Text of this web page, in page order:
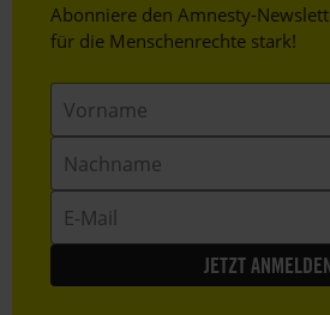
Header
Text
Abonniere den Amnesty-
für die Menschenrechte stark!
Mail